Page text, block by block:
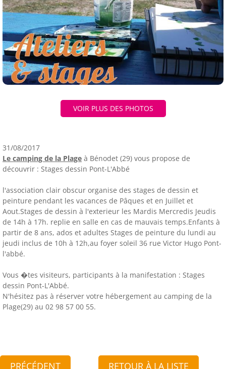
VOIR PLUS DES PHOTOS
31/08/2017
Le camping de la Plage à Bénodet (29) vous propose de
découvrir : Stages dessin Pont-L'Abbé
l'association clair obscur organise des stages de dessin et
peinture pendant les vacances de Pâques et en Juillet et
Aout.Stages de dessin à l'exterieur les Mardis Mercredis Jeudis
de 14h à 17h. replie en salle en cas de mauvais temps.Enfants à
partir de 8 ans, ados et adultes Stages de peinture du lundi au
jeudi inclus de 10h à 12h,au foyer soleil 36 rue Victor Hugo Pont-
l'abbé.
Vous �tes visiteurs, participants à la manifestation : Stages
dessin Pont-L'Abbé.
N'hésitez pas à réserver votre hébergement au camping de la
Plage(29) au 02 98 57 00 55.
PRÉCÉDENT RETOUR À LA LISTE